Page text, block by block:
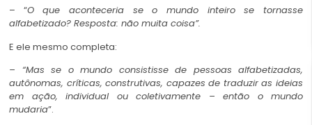
– “O que aconteceria se o mundo inteiro se tornasse
alfabetizado? Resposta: não muita coisa”.
E ele mesmo completa:
– “Mas se o mundo consistisse de pessoas alfabetizadas,
autônomas, críticas, construtivas, capazes de traduzir as ideias
em ação, individual ou coletivamente – então o mundo
mudaria”.